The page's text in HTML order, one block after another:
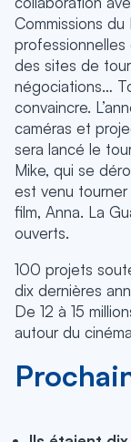
Commissions
des sites de
négociations…
convaincre.
caméras et
sera lancé le
Mike, qui se
est venu
film, Anna. La
ouverts.
100 projets
dix dernières
De 12 à 15
autour du